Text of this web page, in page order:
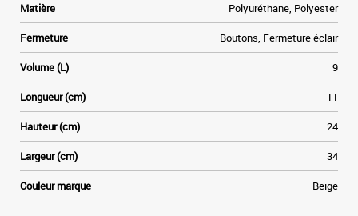
Matière Polyuréthane, Polyester
Fermeture Boutons, Fermeture éclair
Volume (L) 9
Longueur (cm) 11
Hauteur (cm) 24
Largeur (cm) 34
Couleur marque Beige